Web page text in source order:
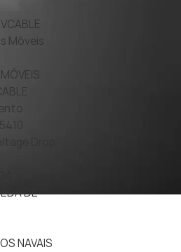
Móveis
Drop
DE
NAVAIS